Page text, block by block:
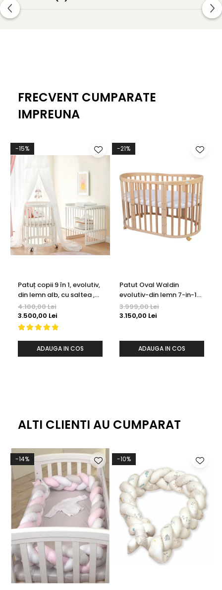
FRECVENT CUMPARATE
IMPREUNA
-15%
Patuț copii 9 în 1, evolutiv,
din lemn alb, cu saltea ,
ce poate fi folosit pană
la 12 ani
4.100,00 Lei
3.500,00 Lei
ADAUGA IN COS
-21%
Patut Oval Waldin
evolutiv-din lemn 7-in-1
cu saltea -natural
3.999,00 Lei
3.150,00 Lei
ADAUGA IN COS
ALTI CLIENTI AU CUMPARAT
-14% -10%